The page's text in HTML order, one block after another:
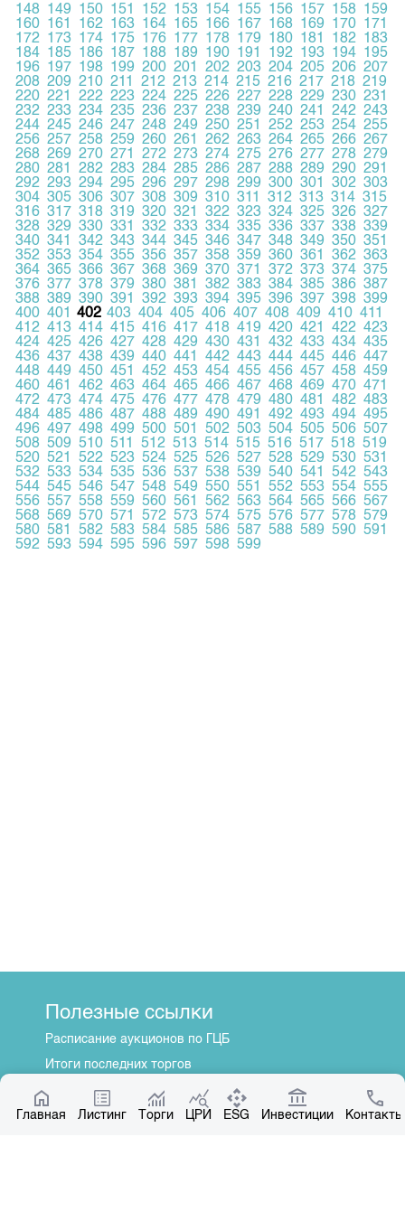
Главная Листинг Торги ЦРИ ESG Инвестиции Контакты
148 149 150 151 152 153 154 155 156 157 158 159
160 161 162 163 164 165 166 167 168 169 170 171
172 173 174 175 176 177 178 179 180 181 182 183
184 185 186 187 188 189 190 191 192 193 194 195
196 197 198 199 200 201 202 203 204 205 206 207
208 209 210 211 212 213 214 215 216 217 218 219
220 221 222 223 224 225 226 227 228 229 230 231
232 233 234 235 236 237 238 239 240 241 242 243
244 245 246 247 248 249 250 251 252 253 254 255
256 257 258 259 260 261 262 263 264 265 266 267
268 269 270 271 272 273 274 275 276 277 278 279
280 281 282 283 284 285 286 287 288 289 290 291
292 293 294 295 296 297 298 299 300 301 302 303
304 305 306 307 308 309 310 311 312 313 314 315
316 317 318 319 320 321 322 323 324 325 326 327
328 329 330 331 332 333 334 335 336 337 338 339
340 341 342 343 344 345 346 347 348 349 350 351
352 353 354 355 356 357 358 359 360 361 362 363
364 365 366 367 368 369 370 371 372 373 374 375
376 377 378 379 380 381 382 383 384 385 386 387
388 389 390 391 392 393 394 395 396 397 398 399
400 401 402 403 404 405 406 407 408 409 410 411
412 413 414 415 416 417 418 419 420 421 422 423
424 425 426 427 428 429 430 431 432 433 434 435
436 437 438 439 440 441 442 443 444 445 446 447
448 449 450 451 452 453 454 455 456 457 458 459
460 461 462 463 464 465 466 467 468 469 470 471
472 473 474 475 476 477 478 479 480 481 482 483
484 485 486 487 488 489 490 491 492 493 494 495
496 497 498 499 500 501 502 503 504 505 506 507
508 509 510 511 512 513 514 515 516 517 518 519
520 521 522 523 524 525 526 527 528 529 530 531
532 533 534 535 536 537 538 539 540 541 542 543
544 545 546 547 548 549 550 551 552 553 554 555
556 557 558 559 560 561 562 563 564 565 566 567
568 569 570 571 572 573 574 575 576 577 578 579
580 581 582 583 584 585 586 587 588 589 590 591
592 593 594 595 596 597 598 599
Полезные ссылки
Расписание аукционов по ГЦБ
Итоги последних торгов
Котировки по ЦБ
Центр раскрытия информации